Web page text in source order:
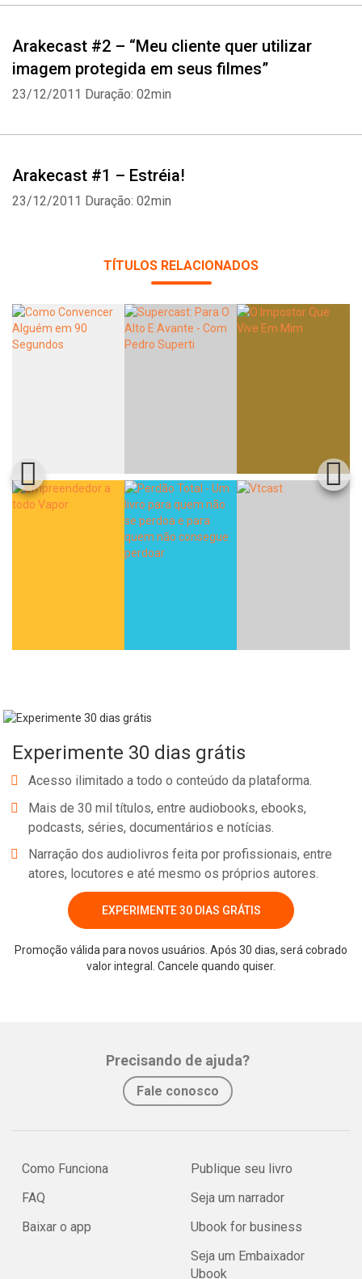
Arakecast #2 – “Meu cliente quer utilizar
imagem protegida em seus filmes”
23/12/2011 Duração: 02min
Arakecast #1 – Estréia!
23/12/2011 Duração: 02min
TÍTULOS RELACIONADOS
Experimente 30 dias grátis
Acesso ilimitado a todo o conteúdo da plataforma.
Mais de 30 mil títulos, entre audiobooks, ebooks,
podcasts, séries, documentários e notícias.
Narração dos audiolivros feita por profissionais, entre
atores, locutores e até mesmo os próprios autores.
EXPERIMENTE 30 DIAS GRÁTIS
Promoção válida para novos usuários. Após 30 dias, será cobrado
valor integral. Cancele quando quiser.
Precisando de ajuda?
Fale conosco
Como Funciona
FAQ
Baixar o app
Publique seu livro
Seja um narrador
Ubook for business
Seja um Embaixador
Ubook
Whatsapp Facebook Twitter